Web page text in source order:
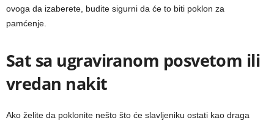
ovoga da izaberete, budite sigurni da će to biti poklon za
pamćenje.
Sat sa ugraviranom posvetom ili
vredan nakit
Ako želite da poklonite nešto što će slavljeniku ostati kao draga